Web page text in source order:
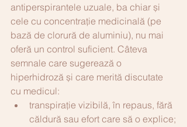
antiperspirantele uzuale, ba chiar și
cele cu concentrație medicinală (pe
bază de clorură de aluminiu), nu mai
oferă un control suficient. Câteva
semnale care sugerează o
hiperhidroză și care merită discutate
cu medicul:
transpirație vizibilă, în repaus, fără
căldură sau efort care să o explice;